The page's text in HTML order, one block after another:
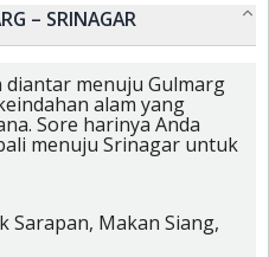
– SRINAGAR
diantar menuju Gulmarg
alam yang
Sore harinya Anda
menuju Srinagar untuk
Sarapan, Makan Siang,